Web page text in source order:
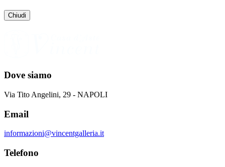
Chiudi
Dove siamo
Via Tito Angelini, 29 - NAPOLI
Email
informazioni@vincentgalleria.it
Telefono